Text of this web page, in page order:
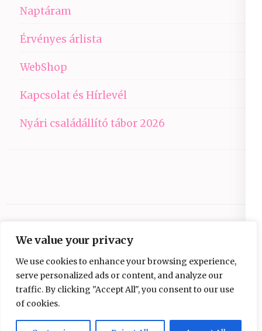
We value your privacy
We use cookies to enhance your browsing experience,
serve personalized ads or content, and analyze our
traffic. By clicking "Accept All", you consent to our use
of cookies.
Naptáram
Érvényes árlista
WebShop
Kapcsolat és Hírlevél
Nyári családállító tábor 2026
Copyright © 2026Ezüst-Híd.
Elegant Pink
Developed By